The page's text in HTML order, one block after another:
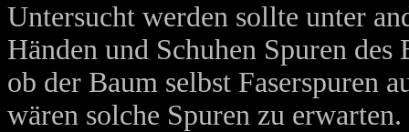
Untersucht werden sollte unter
Händen und Schuhen Spuren
ob der Baum selbst Faserspuren
wären solche Spuren zu erwarten.